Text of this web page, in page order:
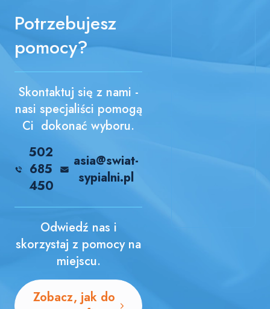
Potrzebujesz
pomocy?
Skontaktuj się z nami -
nasi specjaliści pomogą
Ci dokonać wyboru.
502
685
450
asia@swiat-
sypialni.pl
Odwiedź nas i
skorzystaj z pomocy na
miejscu.
Zobacz, jak do